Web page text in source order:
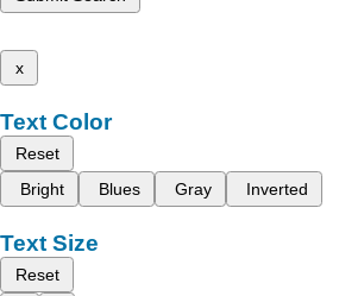
x
Text Color
Reset
Bright
Blues Gray Inverted
Text Size
Reset